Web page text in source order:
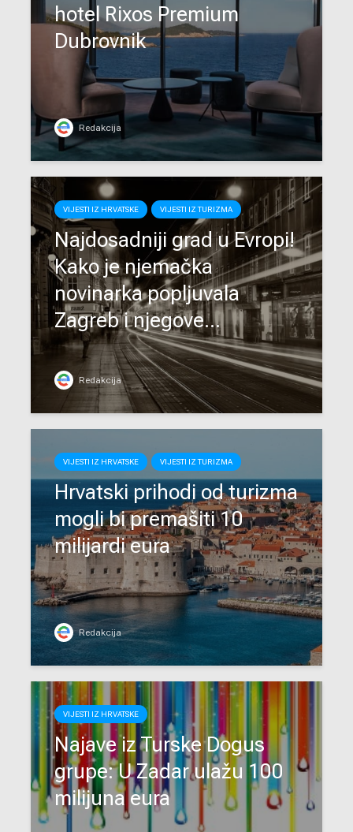
hotel Rixos Premium
Dubrovnik
Redakcija
VIJESTI IZ HRVATSKE VIJESTI IZ TURIZMA
Najdosadniji grad u Evropi!
Kako je njemačka
novinarka popljuvala
Zagreb i njegove...
Redakcija
VIJESTI IZ HRVATSKE VIJESTI IZ TURIZMA
Hrvatski prihodi od turizma
mogli bi premašiti 10
milijardi eura
Redakcija
VIJESTI IZ HRVATSKE
Najave iz Turske Dogus
grupe: U Zadar ulažu 100
milijuna eura